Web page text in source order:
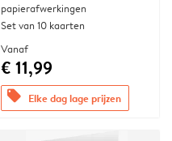
papierafwerkingen
Set van 10 kaarten
Vanaf
€ 11,99
offers Elke dag lage prijzen